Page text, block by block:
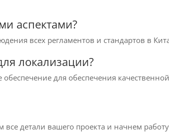
аспектами?
всех регламентов и стандартов в
локализации?
для обеспечения
детали вашего проекта и начнем